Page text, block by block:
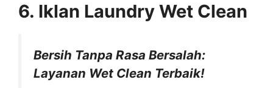
6. Iklan Laundry Wet Clean
Bersih Tanpa Rasa Bersalah:
Layanan Wet Clean Terbaik!